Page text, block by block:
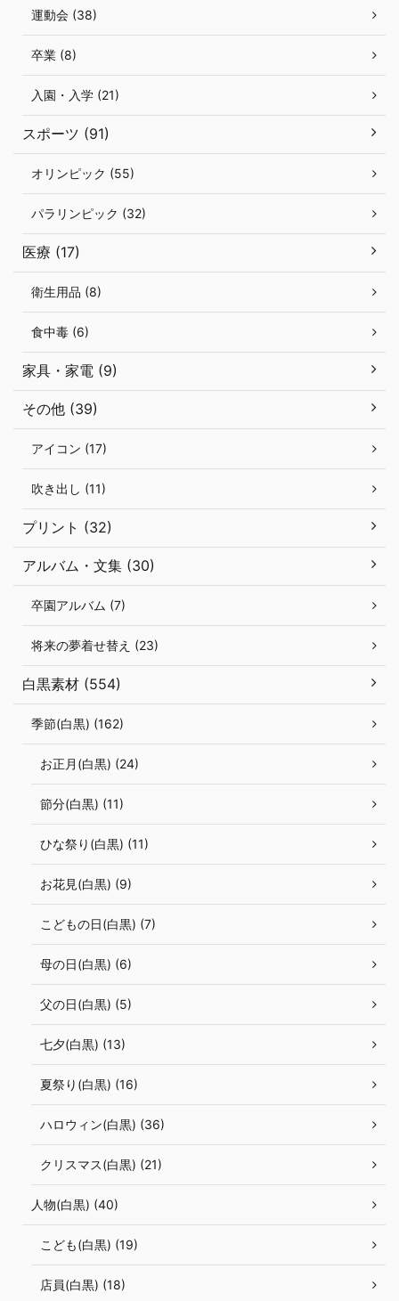
運動会 (38)
卒業 (8)
入園・入学 (21)
スポーツ (91)
オリンピック (55)
パラリンピック (32)
医療 (17)
衛生用品 (8)
食中毒 (6)
家具・家電 (9)
その他 (39)
アイコン (17)
吹き出し (11)
プリント (32)
アルバム・文集 (30)
卒園アルバム (7)
将来の夢着せ替え (23)
白黒素材 (554)
季節(白黒) (162)
お正月(白黒) (24)
節分(白黒) (11)
ひな祭り(白黒) (11)
お花見(白黒) (9)
こどもの日(白黒) (7)
母の日(白黒) (6)
父の日(白黒) (5)
七夕(白黒) (13)
夏祭り(白黒) (16)
ハロウィン(白黒) (36)
クリスマス(白黒) (21)
人物(白黒) (40)
こども(白黒) (19)
店員(白黒) (18)